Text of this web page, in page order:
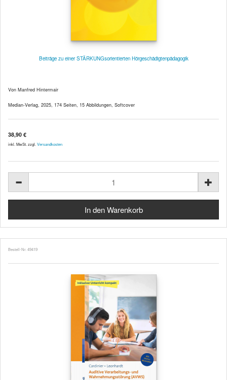
Beiträge zu einer STÄRKUNGsorientierten Hörgeschädigtenpädagogik
Von Manfred Hintermair
Median-Verlag, 2025, 174 Seiten, 15 Abbildungen, Softcover
38,90 €
inkl. MwSt. zzgl. Versandkosten
Bestell-Nr. 49419